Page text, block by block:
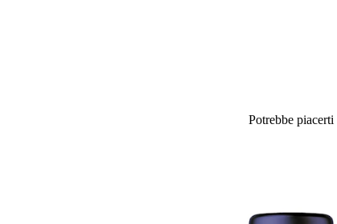
Potrebbe piacerti